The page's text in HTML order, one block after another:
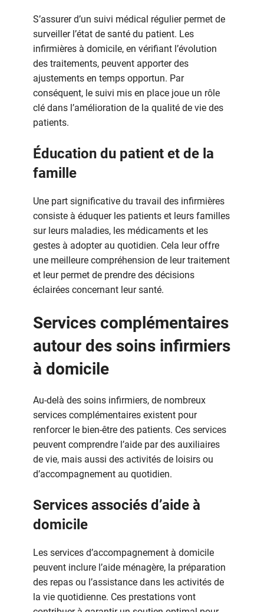
S’assurer d’un suivi médical régulier permet de
surveiller l’état de santé du patient. Les
infirmières à domicile, en vérifiant l’évolution
des traitements, peuvent apporter des
ajustements en temps opportun. Par
conséquent, le suivi mis en place joue un rôle
clé dans l’amélioration de la qualité de vie des
patients.
Éducation du patient et de la
famille
Une part significative du travail des infirmières
consiste à éduquer les patients et leurs familles
sur leurs maladies, les médicaments et les
gestes à adopter au quotidien. Cela leur offre
une meilleure compréhension de leur traitement
et leur permet de prendre des décisions
éclairées concernant leur santé.
Services complémentaires
autour des soins infirmiers
à domicile
Au-delà des soins infirmiers, de nombreux
services complémentaires existent pour
renforcer le bien-être des patients. Ces services
peuvent comprendre l’aide par des auxiliaires
de vie, mais aussi des activités de loisirs ou
d’accompagnement au quotidien.
Services associés d’aide à
domicile
Les services d’accompagnement à domicile
peuvent inclure l’aide ménagère, la préparation
des repas ou l’assistance dans les activités de
la vie quotidienne. Ces prestations vont